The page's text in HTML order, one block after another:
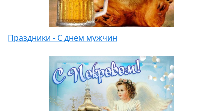
Праздники - С днем мужчин